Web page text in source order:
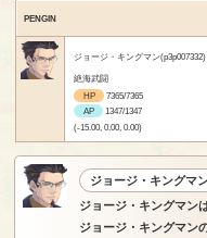
PENGIN
ジョージ・キングマン(p3p007332)
絶海武闘
HP
7365/7365
AP
1347/1347
(-15.00, 0.00, 0.00)
ジョージ・キングマ
ジョージ・キングマン
ジョージ・キングマン